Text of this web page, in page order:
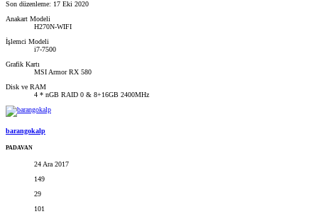
Son düzenleme: 17 Eki 2020
Anakart Modeli
H270N-WIFI
İşlemci Modeli
i7-7500
Grafik Kartı
MSI Armor RX 580
Disk ve RAM
4 * nGB RAID 0 & 8+16GB 2400MHz
barangokalp
PADAVAN
24 Ara 2017
149
29
101